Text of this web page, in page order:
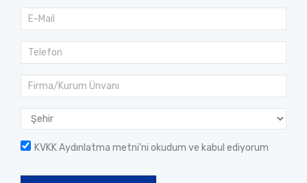
KVKK Aydınlatma metni'ni okudum ve kabul ediyorum